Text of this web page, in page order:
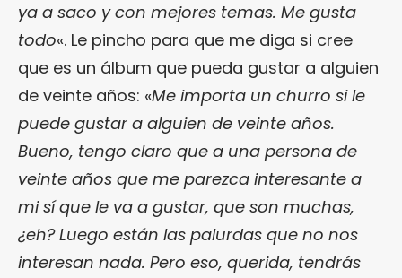
ya a saco y con mejores temas. Me gusta
todo«. Le pincho para que me diga si cree
que es un álbum que pueda gustar a alguien
de veinte años: «Me importa un churro si le
puede gustar a alguien de veinte años.
Bueno, tengo claro que a una persona de
veinte años que me parezca interesante a
mi sí que le va a gustar, que son muchas,
¿eh? Luego están las palurdas que no nos
interesan nada. Pero eso, querida, tendrás